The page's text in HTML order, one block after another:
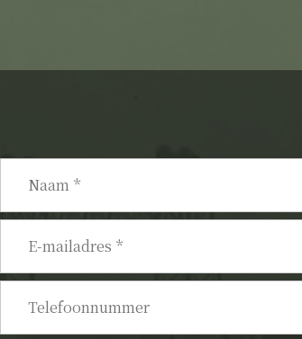
Naam *
E-
mailadres *
Telefoonnummer